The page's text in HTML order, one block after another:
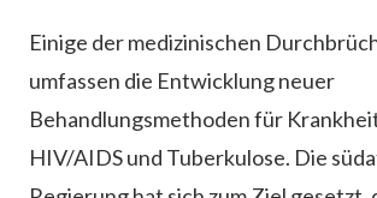
Einige der medizinischen
umfassen die Entwicklung neuer
Behandlungsmethoden für
HIV/AIDS und Tuberkulose. Die